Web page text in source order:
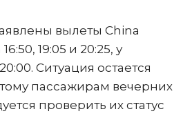
вылеты China
19:05 и 20:25, у
Ситуация остается
пассажирам вечерних
проверить их статус